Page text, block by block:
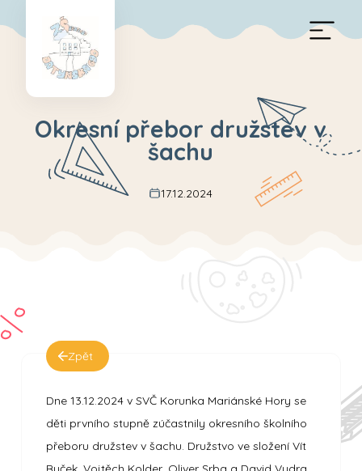
Okresní přebor družstev v
šachu
17.12.2024
Zpět
Dne 13.12.2024 v SVČ Korunka Mariánské Hory se
děti prvního stupně zúčastnily okresního školního
přeboru družstev v šachu. Družstvo ve složení Vít